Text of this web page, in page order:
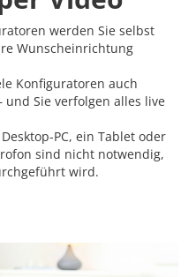
werden Sie selbst
Wunscheinrichtung
Konfiguratoren auch
und Sie verfolgen alles live
PC, ein Tablet oder
sind nicht notwendig,
wird.